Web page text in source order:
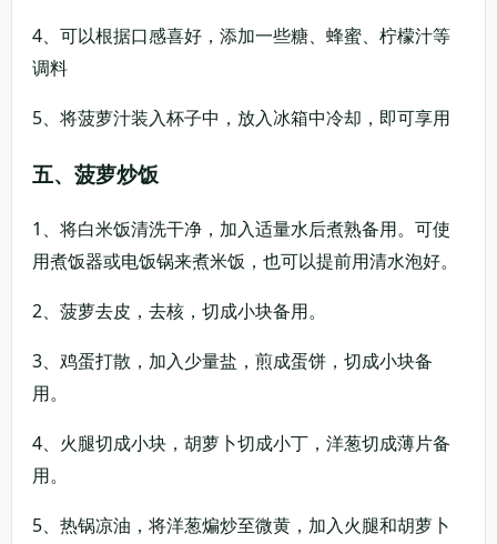
4、可以根据口感喜好，添加一些糖、蜂蜜、柠檬汁等
调料
5、将菠萝汁装入杯子中，放入冰箱中冷却，即可享用
五、菠萝炒饭
1、将白米饭清洗干净，加入适量水后煮熟备用。可使
用煮饭器或电饭锅来煮米饭，也可以提前用清水泡好。
2、菠萝去皮，去核，切成小块备用。
3、鸡蛋打散，加入少量盐，煎成蛋饼，切成小块备
用。
4、火腿切成小块，胡萝卜切成小丁，洋葱切成薄片备
用。
5、热锅凉油，将洋葱煸炒至微黄，加入火腿和胡萝卜